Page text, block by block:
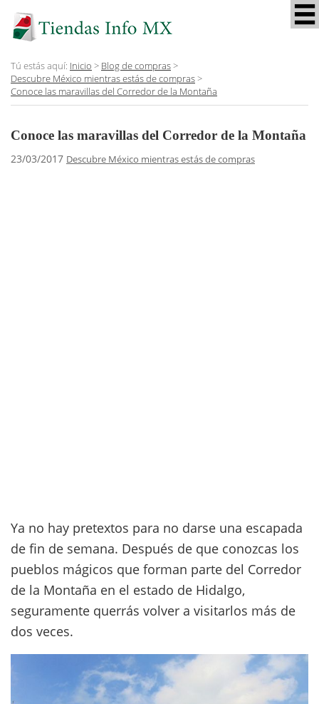
Tú estás aquí: Inicio > Blog de compras>
Descubre México mientras estás de compras>
Conoce las maravillas del Corredor de la Montaña
Conoce las maravillas del Corredor de la Montaña
23/03/2017 Descubre México mientras estás de compras
Ya no hay pretextos para no darse una escapada
de fin de semana. Después de que conozcas los
pueblos mágicos que forman parte del Corredor
de la Montaña en el estado de Hidalgo,
seguramente querrás volver a visitarlos más de
dos veces.